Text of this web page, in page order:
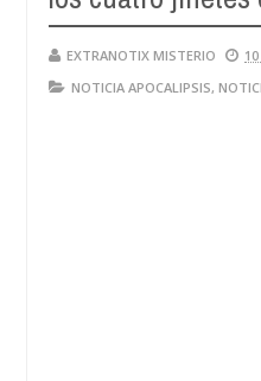
EXTRANOTIX MISTERIO
NOTICIA APOCALIPSIS,